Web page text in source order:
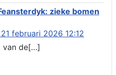
veranderen van twee
nabij nummer 6 Akkrum
Akkrum
aanleggen gesloten
14, 8491 da Akkrum
wf-999662 aanleggen
zieke bomen
februari 2026 12:12
van de[…]